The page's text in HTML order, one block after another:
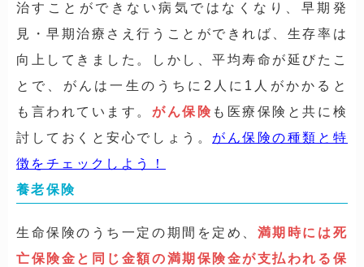
治すことができない病気ではなくなり、早期発
見・早期治療さえ行うことができれば、生存率は
向上してきました。しかし、平均寿命が延びたこ
とで、がんは一生のうちに2人に1人がかかると
も言われています。 がん保険 も医療保険と共に検
討しておくと安心でしょう。 がん保険の種類と特
徴をチェックしよう！
養老保険
生命保険のうち一定の期間を定め、 満期時には死
亡保険金と同じ金額の満期保険金が支払われる保